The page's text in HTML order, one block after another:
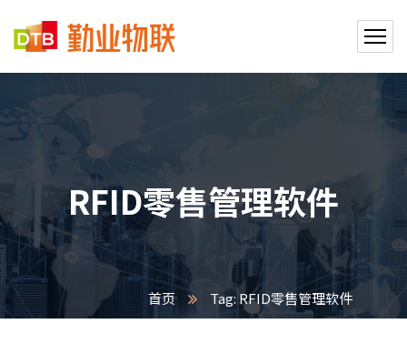
RFID零售管理软件
首页 Tag: RFID零售管理软件